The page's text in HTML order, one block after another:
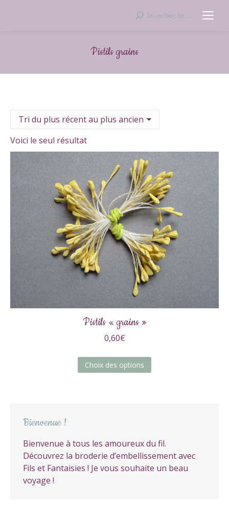
Recherche
Je recherche...
Pistils grains
Voici le seul résultat
Pistils « grains »
0,60€
Choix des options
produit
peuvent
être
choisies
Bienvenue !
Bienvenue à tous les amoureux du fil.
Découvrez la broderie d’embellissement avec
Fils et Fantaisies ! Je vous souhaite un beau
voyage !